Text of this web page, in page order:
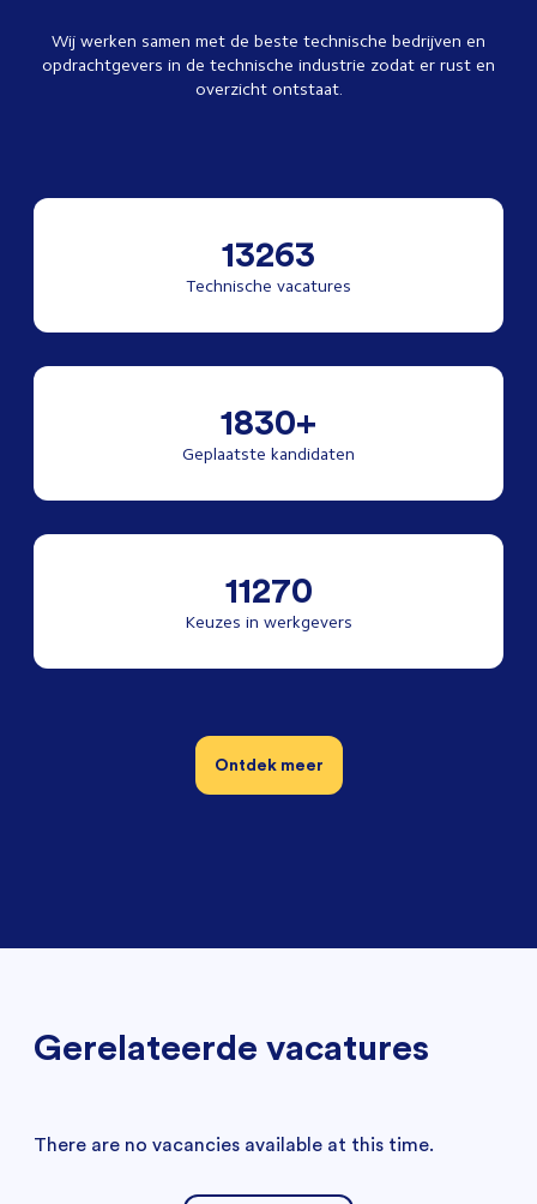
Wij werken samen met de beste technische bedrijven en
opdrachtgevers in de technische industrie zodat er rust en
overzicht ontstaat.
13263
Technische vacatures
1830+
Geplaatste kandidaten
11270
Keuzes in werkgevers
Ontdek meer
Gerelateerde vacatures
There are no vacancies available at this time.